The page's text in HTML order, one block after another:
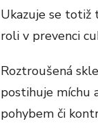
Ukazuje se totiž
roli v prevenci
Roztroušená
postihuje míchu
pohybem či